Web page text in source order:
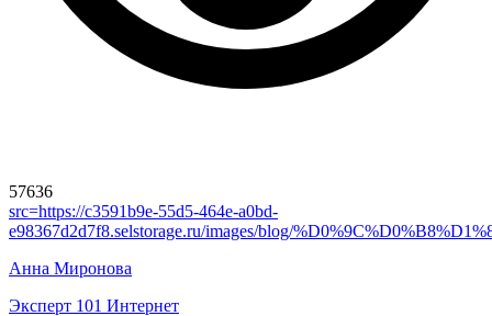
57636
src=https://c3591b9e-55d5-464e-a0bd-
e98367d2d7f8.selstorage.ru/images/blog/
Анна Миронова
Эксперт 101 Интернет